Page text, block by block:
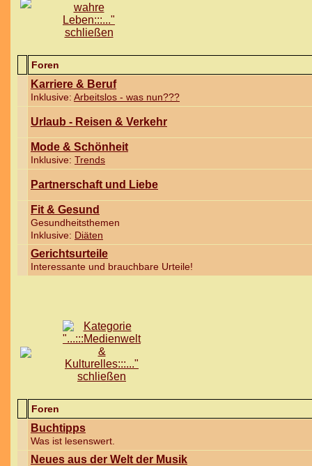
Foren
Karriere & Beruf
Inklusive: Arbeitslos - was nun???
Urlaub - Reisen & Verkehr
Mode & Schönheit
Inklusive: Trends
Partnerschaft und Liebe
Fit & Gesund
Gesundheitsthemen
Inklusive: Diäten
Gerichtsurteile
Interessante und brauchbare Urteile!
Foren
Buchtipps
Was ist lesenswert.
Neues aus der Welt der Musik